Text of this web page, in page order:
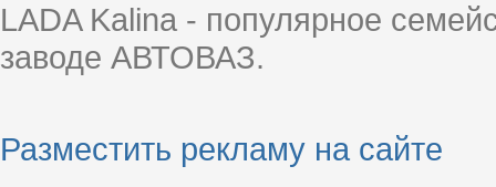
LADA Kalina - популярное
заводе АВТОВАЗ.
Разместить рекламу на сайте